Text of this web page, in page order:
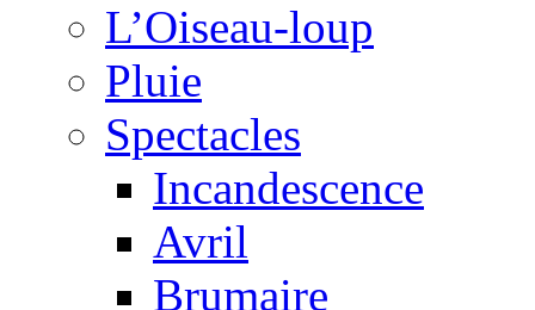
L’Oiseau-loup
Pluie
Spectacles
Incandescence
Avril
Brumaire